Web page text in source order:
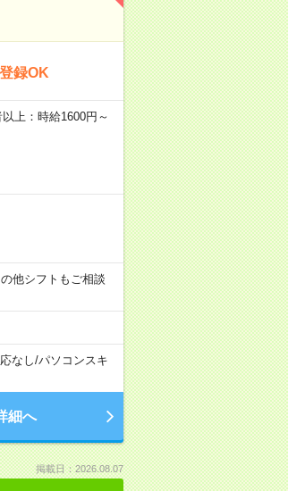
録OK
上：時給1600円～
他シフトもご相談
なし/パソコンスキ
細へ
掲載日：2026.08.07